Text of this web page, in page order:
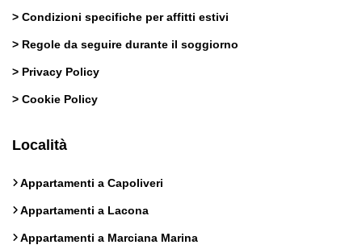
> Condizioni specifiche per affitti estivi
> Regole da seguire durante il soggiorno
> Privacy Policy
> Cookie Policy
Località
Appartamenti a Capoliveri
Appartamenti a Lacona
Appartamenti a Marciana Marina